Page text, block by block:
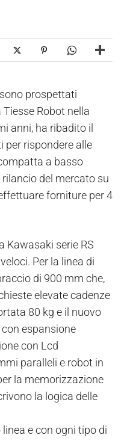
prospettati
Robot nella
anni, ha ribadito il
per rispondere alle
a basso
del mercato su
forniture per 4
Kawasaki serie RS
Per la linea di
di 900 mm che,
elevate cadenze
80 kg e il nuovo
espansione
con Lcd
paralleli e robot in
la memorizzazione
la logica delle
e con ogni tipo di